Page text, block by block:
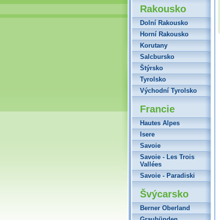
Rakousko
Dolní Rakousko
Horní Rakousko
Korutany
Salcbursko
Štýrsko
Tyrolsko
Východní Tyrolsko
Francie
Hautes Alpes
Isere
Savoie
Savoie - Les Trois
Vallées
Savoie - Paradiski
Švýcarsko
Berner Oberland